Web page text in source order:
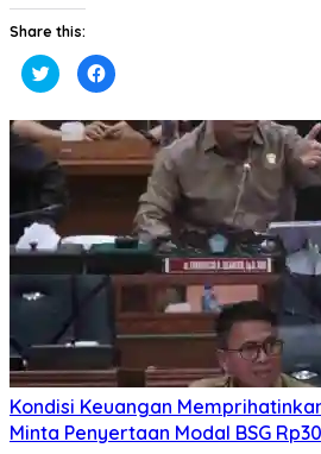
Share this:
Klik
untuk
berbagi
Twitter(Membuka
di
jendela
yang
Klik
untuk
Facebook(Membuka
di
jendela
yang
Kondisi Keuangan
Minta Penyertaan Modal BSG